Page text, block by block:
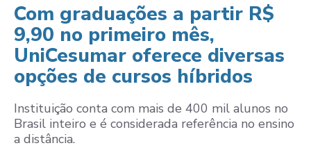
Com graduações a partir R$
9,90 no primeiro mês,
UniCesumar oferece diversas
opções de cursos híbridos
Instituição conta com mais de 400 mil alunos no
Brasil inteiro e é considerada referência no ensino
a distância.